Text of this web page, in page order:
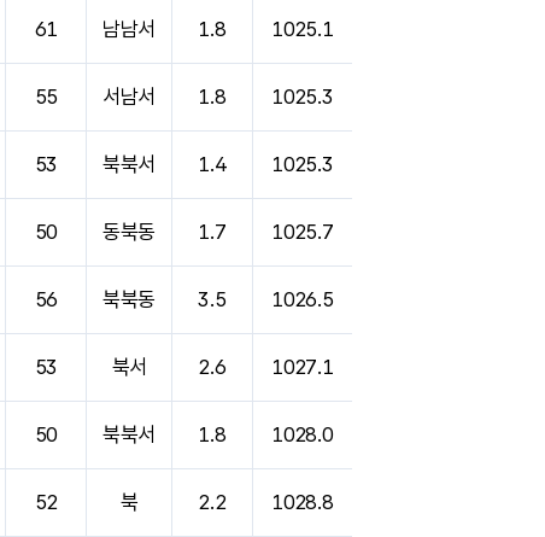
61 남남서 1.8 1025.1
55 서남서 1.8 1025.3
53 북북서 1.4 1025.3
50 동북동 1.7 1025.7
56 북북동 3.5 1026.5
53 북서 2.6 1027.1
50 북북서 1.8 1028.0
52 북 2.2 1028.8